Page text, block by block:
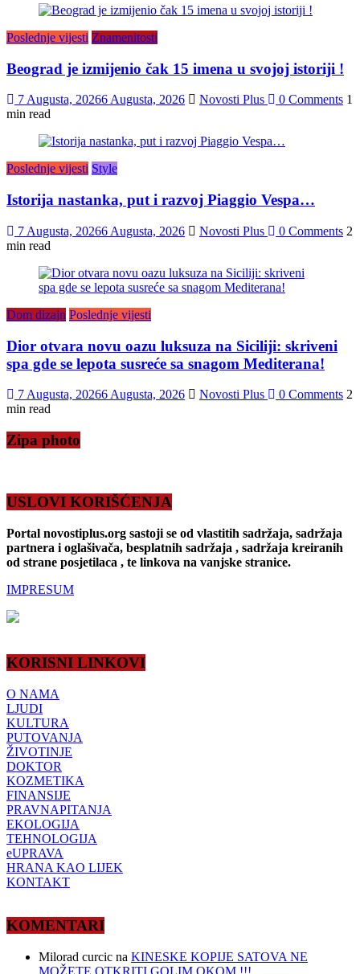
Poslednje vijesti Znamenitosti
Beograd je izmijenio čak 15 imena u svojoj istoriji !
7 Augusta, 20266 Augusta, 2026 Novosti Plus 0 Comments 1
min read
Poslednje vijesti Style
Istorija nastanka, put i razvoj Piaggio Vespa…
7 Augusta, 20266 Augusta, 2026 Novosti Plus 0 Comments 2
min read
Dom dizajn Poslednje vijesti
Dior otvara novu oazu luksuza na Siciliji: skriveni
spa gde se lepota susreće sa snagom Mediterana!
7 Augusta, 20266 Augusta, 2026 Novosti Plus 0 Comments 2
min read
Zipa photo
USLOVI KORIŠĆENJA
Portal novostiplus.org sastoji se od vlastitih sadržaja, sadržaja
partnera i oglašivača, besplatnih sadržaja , sadržaja kreiranih
od strane posjetilaca , te linkova na vanjske stranice.
IMPRESUM
KORISNI LINKOVI
O NAMA
LJUDI
KULTURA
PUTOVANJA
ŽIVOTINJE
DOKTOR
KOZMETIKA
FINANSIJE
PRAVNAPITANJA
EKOLOGIJA
TEHNOLOGIJA
eUPRAVA
HRANA KAO LIJEK
KONTAKT
KOMENTARI
Milorad curcic na KINESKE KOPIJE SATOVA NE
MOŽETE OTKRITI GOLIM OKOM !!!